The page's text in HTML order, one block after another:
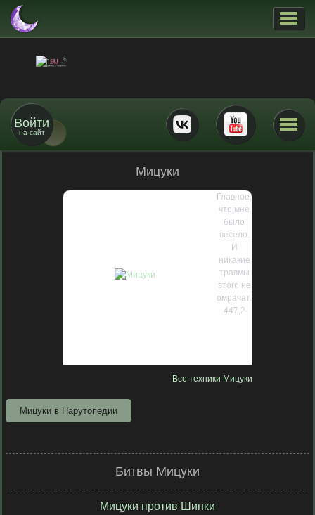
Войти
на сайт
Мицуки
Главное,
что мне
было
весело.
И
никакие
травмы
этого не
омрачат.
447,2
Все техники Мицуки
Мицуки в Нарутопедии
Битвы Мицуки
Мицуки против Шинки